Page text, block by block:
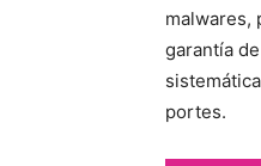
malwares,
garantía
portes.